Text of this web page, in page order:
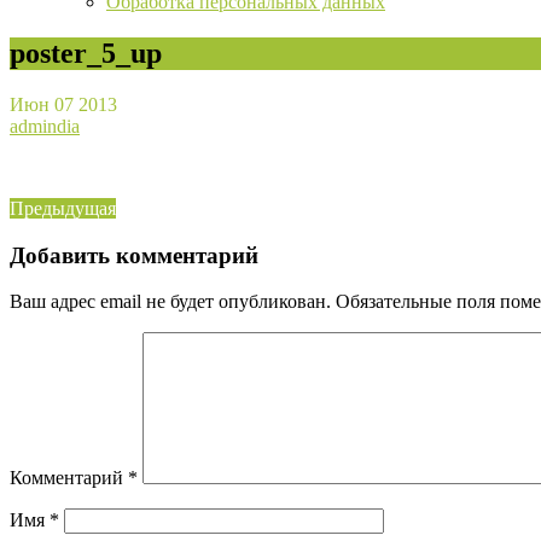
poster_5_up
Июн 07 2013
admindia
Навигация
по
записям
ПредыдущаяПредыдущая
Добавить комментарий
Ваш адрес email не будет опубликован. Обязательные поля
Комментарий *
Имя *